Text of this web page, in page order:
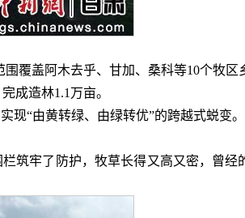
覆盖阿木去乎、甘加、桑科等10个牧区
成造林1.1万亩。
现“由黄转绿、由绿转优”的跨越式蜕变。
筑牢了防护，牧草长得又高又密，曾经